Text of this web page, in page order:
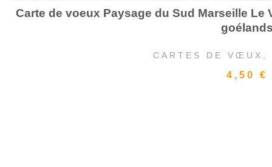
Carte de voeux Paysage du Sud Marseille Le
CARTES DE VŒUX
4,50 €